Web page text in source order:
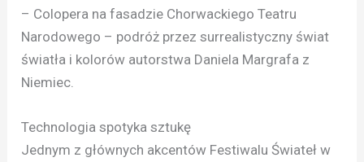
– Colopera na fasadzie Chorwackiego Teatru
Narodowego – podróż przez surrealistyczny świat
światła i kolorów autorstwa Daniela Margrafa z
Niemiec.
Technologia spotyka sztukę
Jednym z głównych akcentów Festiwalu Świateł w